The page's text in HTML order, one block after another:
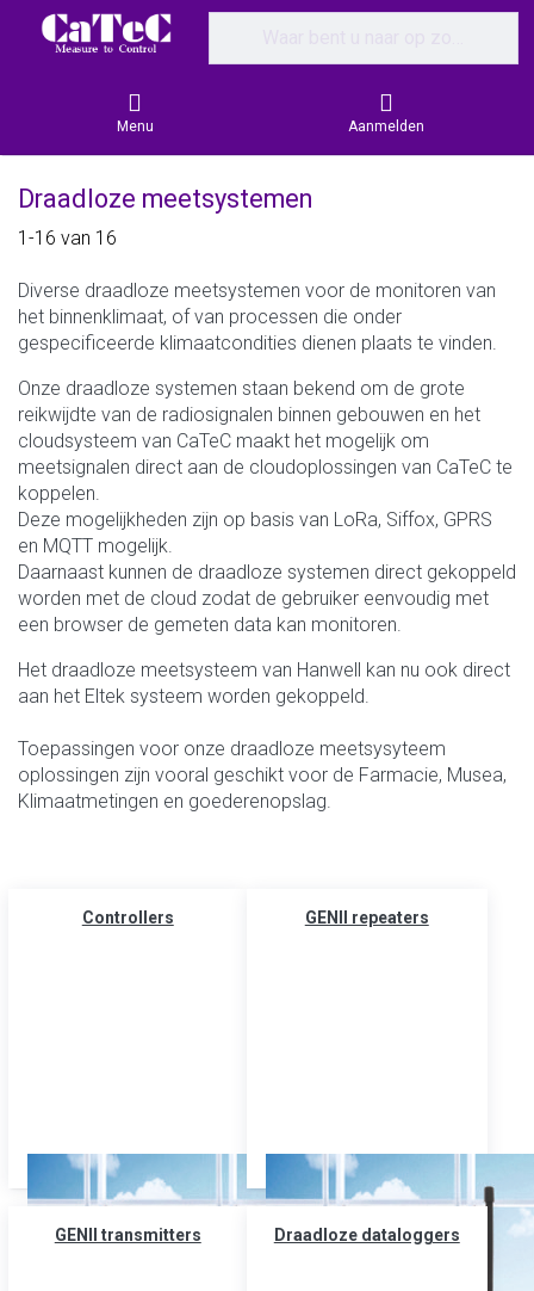
Menu Aanmelden
Draadloze meetsystemen
Search results:
1-16 van 16
Diverse draadloze meetsystemen voor de monitoren van
het binnenklimaat, of van processen die onder
gespecificeerde klimaatcondities dienen plaats te vinden.
Onze draadloze systemen staan bekend om de grote
reikwijdte van de radiosignalen binnen gebouwen en het
cloudsysteem van CaTeC maakt het mogelijk om
meetsignalen direct aan de cloudoplossingen van CaTeC te
koppelen.
Deze mogelijkheden zijn op basis van LoRa, Siffox, GPRS
en MQTT mogelijk.
Daarnaast kunnen de draadloze systemen direct gekoppeld
worden met de cloud zodat de gebruiker eenvoudig met
een browser de gemeten data kan monitoren.
Het draadloze meetsysteem van Hanwell kan nu ook direct
aan het Eltek systeem worden gekoppeld.
Toepassingen voor onze draadloze meetsysyteem
oplossingen zijn vooral geschikt voor de Farmacie, Musea,
Klimaatmetingen en goederenopslag.
Controllers GENII repeaters
GENII transmitters Draadloze dataloggers